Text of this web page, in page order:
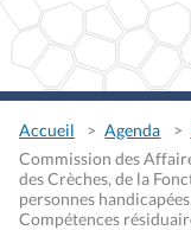
Accueil Agenda
Commission des
des Crèches, de la
personnes
Compétences